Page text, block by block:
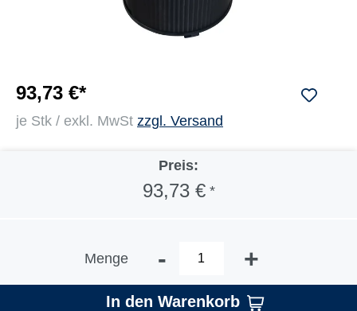
93,73 €*
je Stk / exkl. MwSt zzgl. Versand
Preis:
93,73 €*
Menge - +
In den Warenkorb